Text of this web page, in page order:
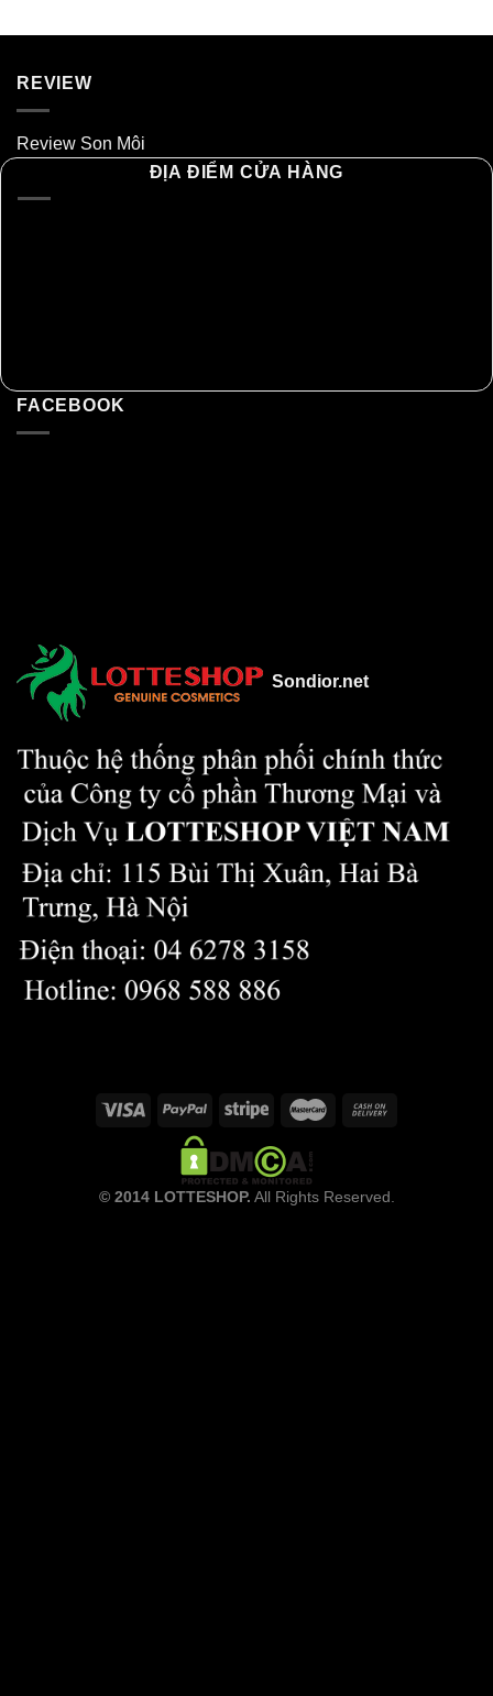
REVIEW
Review Son Môi
ĐỊA ĐIỂM CỬA HÀNG
FACEBOOK
Sondior.net
© 2014 LOTTESHOP. All Rights Reserved.